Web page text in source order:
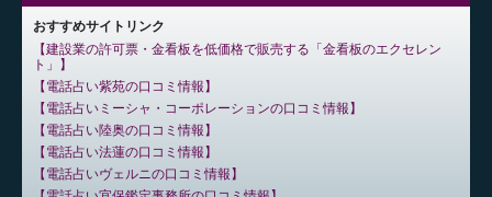
おすすめサイトリンク
建設業の許可票・金看板を低価格で販売する「金看板のエクセレン
ト」
電話占い紫苑の口コミ情報
電話占いミーシャ・コーポレーションの口コミ情報
電話占い陸奥の口コミ情報
電話占い法蓮の口コミ情報
電話占いヴェルニの口コミ情報